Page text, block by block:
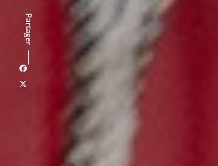
Partager